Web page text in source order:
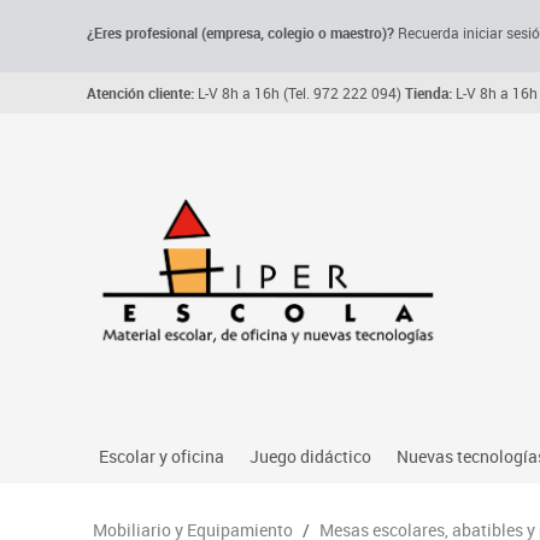
¿Eres profesional (empresa, colegio o maestro)? Recuerda iniciar
Atención cliente: L-V 8h a 16h (Tel. 972 222 094)Tienda: L-V 8h a
Escolar y oficina
Archivo, carpetas y clasificadores
Juego didáctico
Primeras edades
Nuevas
Audio
Mobiliario y Equipamiento / Mesas escolares, abatibles